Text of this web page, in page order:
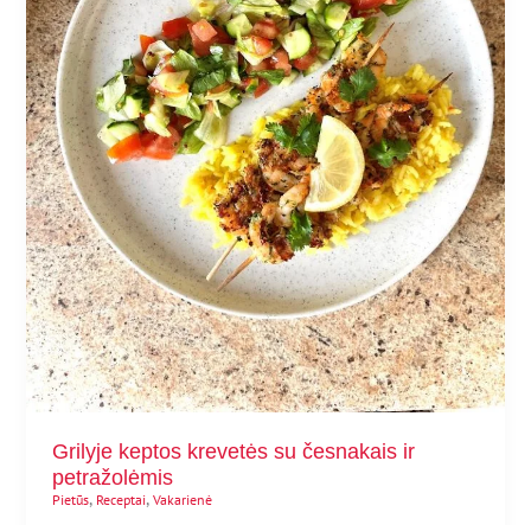
Grilyje keptos krevetės su česnakais ir
petražolėmis
Pietūs, Receptai,Vakarienė